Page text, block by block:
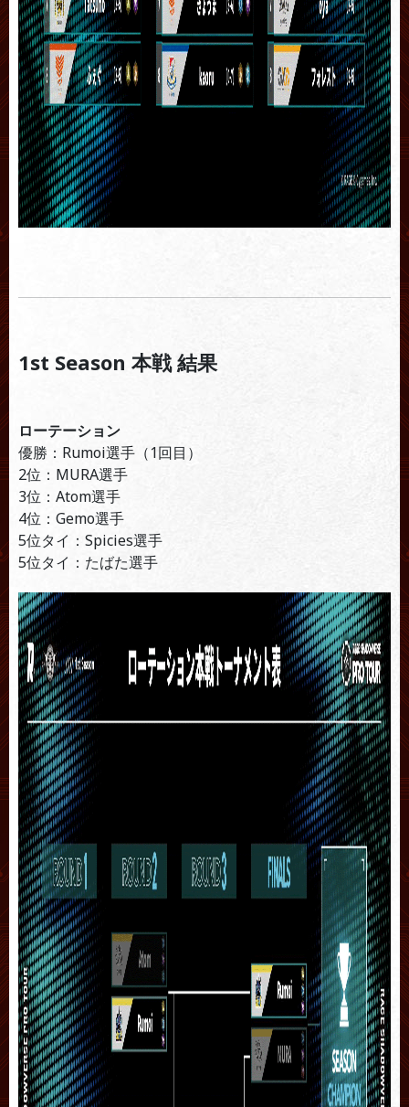
1st Season 本戦 結果
ローテーション
優勝：Rumoi選手（1回目）
2位：MURA選手
3位：Atom選手
4位：Gemo選手
5位タイ：Spicies選手
5位タイ：たばた選手